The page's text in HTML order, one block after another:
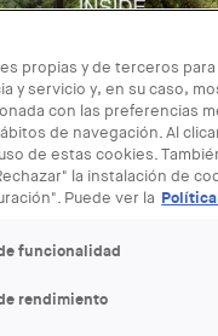
/ Inside
propias y de terceros
y servicio y, en su caso,
con las preferencias
de navegación. Al
de estas cookies.
la instalación de
Puede ver la
funcionalidad
rendimiento